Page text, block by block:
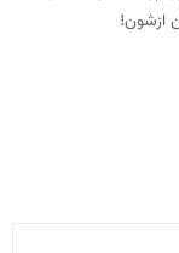
ازشون!